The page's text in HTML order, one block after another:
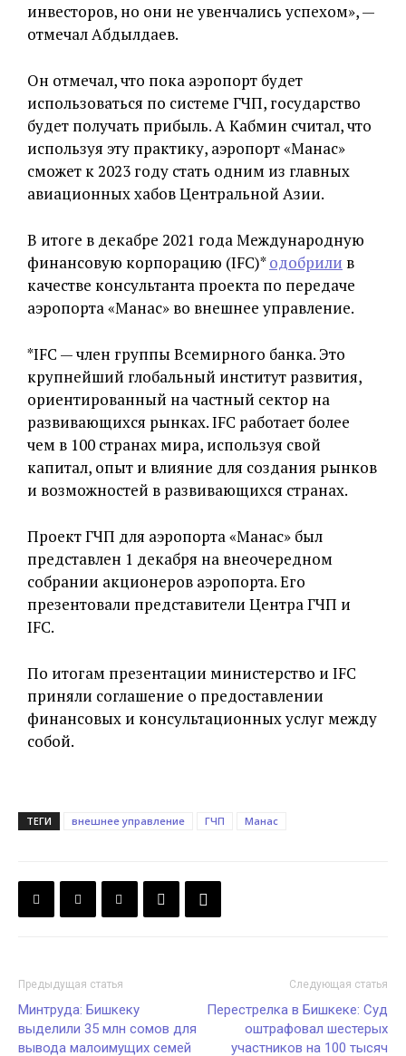
инвесторов, но они не увенчались успехом», —
отмечал Абдылдаев.
Он отмечал, что пока аэропорт будет
использоваться по системе ГЧП, государство
будет получать прибыль. А Кабмин считал, что
используя эту практику, аэропорт «Манас»
сможет к 2023 году стать одним из главных
авиационных хабов Центральной Азии.
В итоге в декабре 2021 года Международную
финансовую корпорацию (IFC)*одобрили в
качестве консультанта проекта по передаче
аэропорта «Манас» во внешнее управление.
*IFC — член группы Всемирного банка. Это
крупнейший глобальный институт развития,
ориентированный на частный сектор на
развивающихся рынках. IFC работает более
чем в 100 странах мира, используя свой
капитал, опыт и влияние для создания рынков
и возможностей в развивающихся странах.
Проект ГЧП для аэропорта «Манас» был
представлен 1 декабря на внеочередном
собрании акционеров аэропорта. Его
презентовали представители Центра ГЧП и
IFC.
По итогам презентации министерство и IFC
приняли соглашение о предоставлении
финансовых и консультационных услуг между
собой.
ТЕГИ внешнее управление ГЧП Манас
Предыдущая статья
Минтруда: Бишкеку
выделили 35 млн сомов для
вывода малоимущих семей
Следующая статья
Перестрелка в Бишкеке: Суд
оштрафовал шестерых
участников на 100 тысяч